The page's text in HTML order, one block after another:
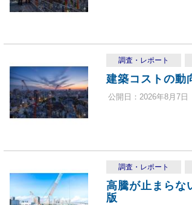
調査・レポート
建築コストの動
公開日：2026年8月7
調査・レポート
高騰が止まらな
版